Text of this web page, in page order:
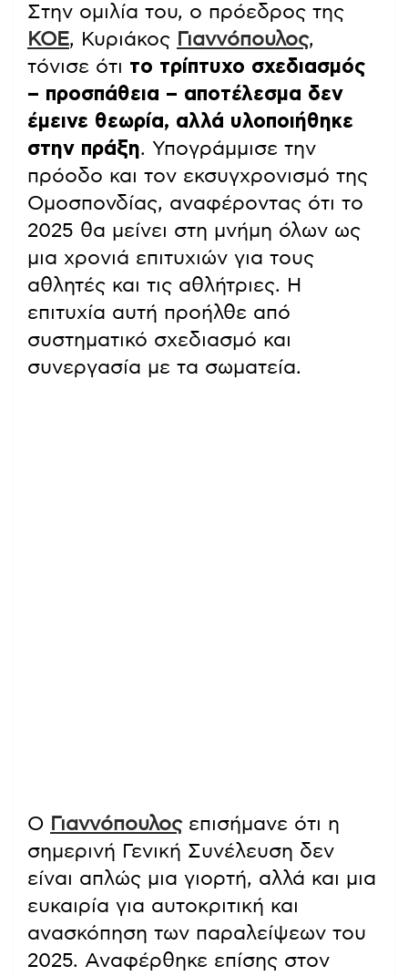
Στην ομιλία του, ο πρόεδρος της
ΚΟΕ, Κυριάκος Γιαννόπουλος,
τόνισε ότι το τρίπτυχο σχεδιασμός
– προσπάθεια – αποτέλεσμα δεν
έμεινε θεωρία, αλλά υλοποιήθηκε
στην πράξη. Υπογράμμισε την
πρόοδο και τον εκσυγχρονισμό της
Ομοσπονδίας, αναφέροντας ότι το
2025 θα μείνει στη μνήμη όλων ως
μια χρονιά επιτυχιών για τους
αθλητές και τις αθλήτριες. Η
επιτυχία αυτή προήλθε από
συστηματικό σχεδιασμό και
συνεργασία με τα σωματεία.
Ο Γιαννόπουλοςεπισήμανε ότι η
σημερινή Γενική Συνέλευση δεν
είναι απλώς μια γιορτή, αλλά και μια
ευκαιρία για αυτοκριτική και
ανασκόπηση των παραλείψεων του
2025. Αναφέρθηκε επίσης στον